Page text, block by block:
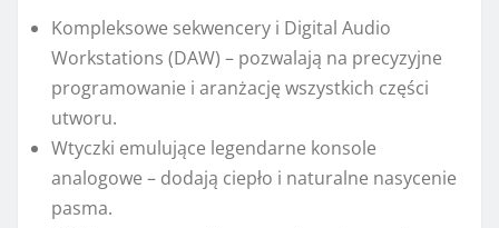
Kompleksowe sekwencery i Digital Audio
Workstations (DAW) – pozwalają na precyzyjne
programowanie i aranżację wszystkich części
utworu.
Wtyczki emulujące legendarne konsole
analogowe – dodają ciepło i naturalne nasycenie
pasma.